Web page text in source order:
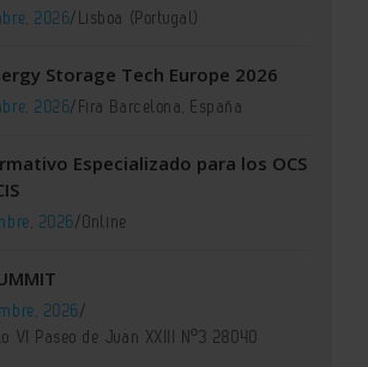
2026/Lisboa (Portugal)
Storage Tech Europe 2026
2026/Fira Barcelona, España
Especializado para los OCS
2026/Online
2026/
VI Paseo de Juan XXIII Nº3 28040